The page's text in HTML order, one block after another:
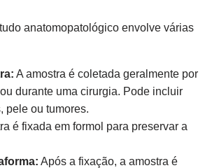
anatomopatológico envolve várias
A amostra é coletada geralmente por
durante uma cirurgia. Pode incluir
pele ou tumores.
é fixada em formol para preservar a
Após a fixação, a amostra é